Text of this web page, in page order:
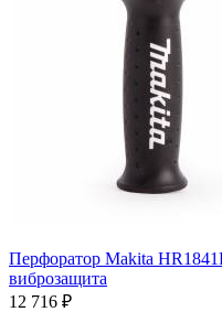
Перфоратор Makita
виброзащита
12 716 ₽